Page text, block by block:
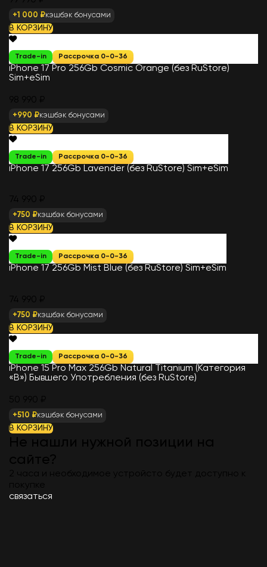
+1 000 ₽кэшбэк бонусами
В КОРЗИНУ
Trade-in Рассрочка 0-0-36
iPhone 17 Pro 256Gb Cosmic Orange (без RuStore)
Sim+eSim
+990 ₽кэшбэк бонусами
В КОРЗИНУ
Trade-in Рассрочка 0-0-36
iPhone 17 256Gb Lavender (без RuStore) Sim+eSim
+750 ₽кэшбэк бонусами
В КОРЗИНУ
Trade-in Рассрочка 0-0-36
iPhone 17 256Gb Mist Blue (без RuStore) Sim+eSim
+750 ₽кэшбэк бонусами
В КОРЗИНУ
Trade-in Рассрочка 0-0-36
iPhone 15 Pro Max 256Gb Natural Titanium (Категория
«B») Бывшего Употребления (без RuStore)
+510 ₽кэшбэк бонусами
В КОРЗИНУ
связаться